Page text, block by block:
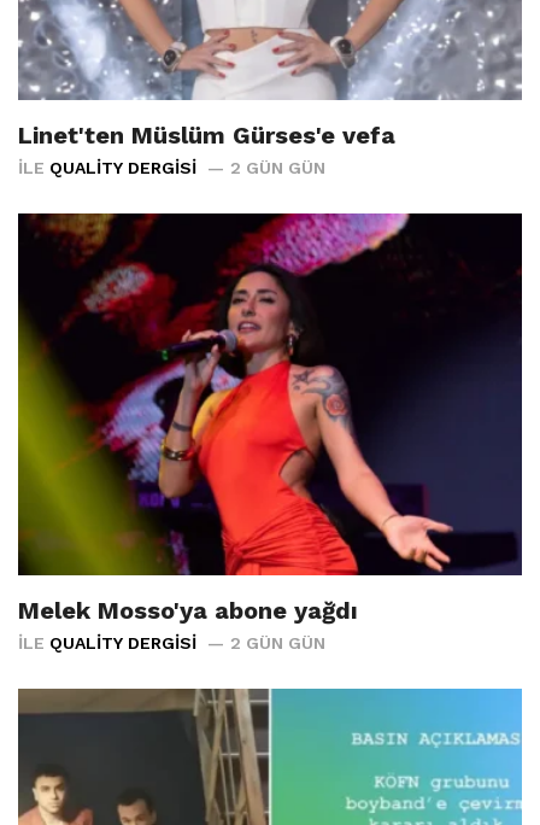
Linet'ten Müslüm Gürses'e vefa
İLE QUALITY DERGISI 2 GÜN GÜN
Melek Mosso'ya abone yağdı
İLE QUALITY DERGISI 2 GÜN GÜN